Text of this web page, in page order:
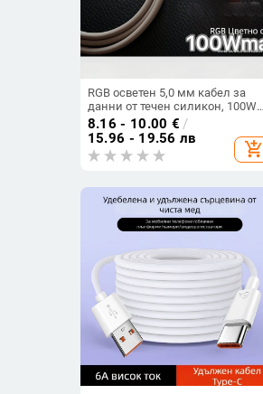
RGB осветен 5,0 мм кабел за
данни от течен силикон, 100W
бързо зареждане, съвместим с
Huawei и iPhone 15/16
8.16 - 10.00 € /
15.96 - 19.56 лв
add_shopping_cart